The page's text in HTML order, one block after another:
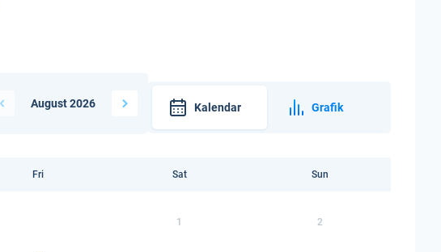
August 2026 Kalendar Grafik
Fri Sat Sun
1 2